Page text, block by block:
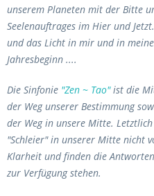
unserem Planeten mit der Bitte
Seelenauftrages im Hier und
und das Licht in mir und in
Jahresbeginn ....
Die Sinfonie "Zen ~ Tao"ist die
der Weg unserer Bestimmung
der Weg in unsere Mitte.
"Schleier" in unserer Mitte nicht
Klarheit und finden die
zur Verfügung stehen.